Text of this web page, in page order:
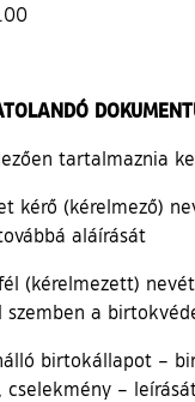
tartalmaznia
kérő (kérelmező)
aláírását
(kérelmezett)
szemben a
birtokállapot –
cselekmény –